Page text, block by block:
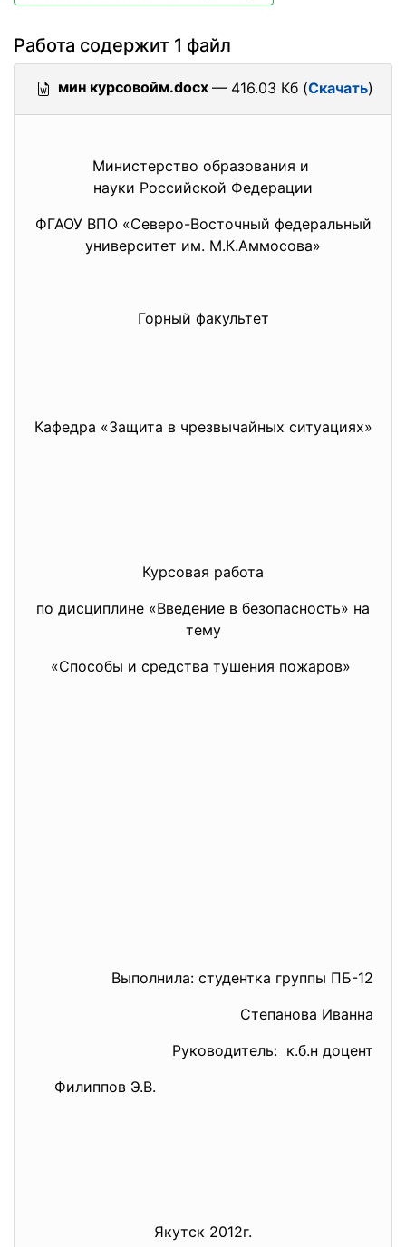
Работа содержит 1 файл
мин курсовойм.docx — 416.03 Кб (Скачать)
Министерство образования и
науки Российской Федерации
ФГАОУ ВПО «Северо-Восточный федеральный
университет им. М.К.Аммосова»
Горный факультет
Кафедра «Защита в чрезвычайных ситуациях»
Курсовая работа
по дисциплине «Введение в безопасность» на
тему
«Способы и средства тушения пожаров»
Выполнила: студентка группы ПБ-12
Степанова Иванна
Руководитель: к.б.н доцент
Филиппов Э.В.
Якутск 2012г.